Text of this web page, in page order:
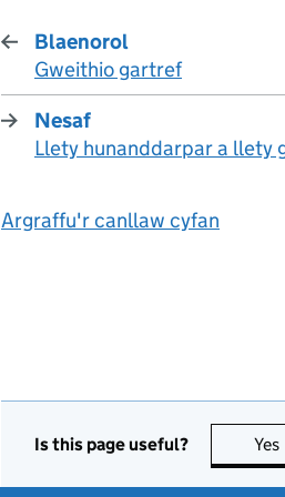
Blaenorol
:
Gweithio gartref
Nesaf
:
Llety hunanddarpar a llety
Argraffu'r canllaw cyfan
Is this page useful? Yes